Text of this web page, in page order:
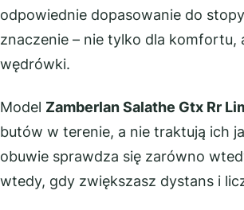
odpowiednie dopasowanie do
znaczenie – nie tylko dla komfortu,
wędrówki.
Model Zamberlan Salathe Gtx Rr
butów w terenie, a nie traktują ich
obuwie sprawdza się zarówno
wtedy, gdy zwiększasz dystans i